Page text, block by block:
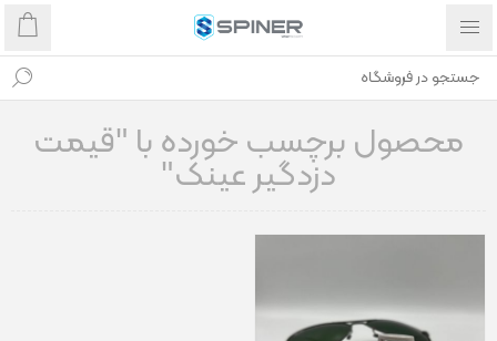
محصول برچسب خورده با "قیمت
دزدگیر عینک"